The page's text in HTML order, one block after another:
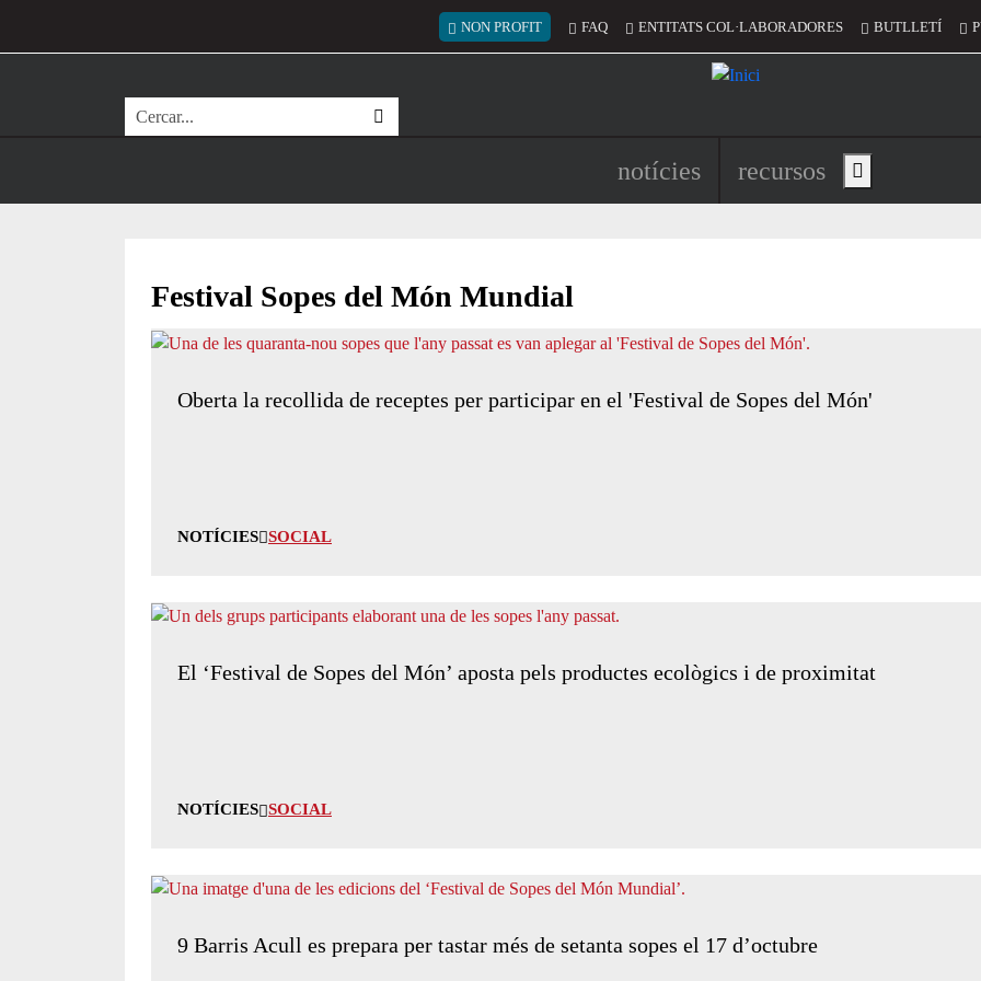
Menú del compte d'usuari
NON PROFIT FAQ ENTITATS COL·LABORADORES BUTLLETÍ
Cerca
Navegació principal de
notícies recursos Show main menu
Festival Sopes del Món Mundial
Oberta la recollida de receptes per participar en el 'Festival de Sopes del Món'
NOTÍCIES SOCIAL
El ‘Festival de Sopes del Món’ aposta pels productes ecològics i de proximitat
NOTÍCIES SOCIAL
9 Barris Acull es prepara per tastar més de setanta sopes el 17 d’octubre